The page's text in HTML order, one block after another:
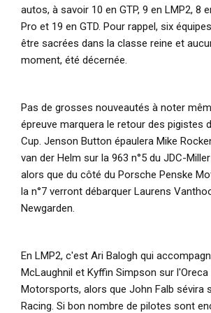
autos, à savoir 10 en GTP, 9 en LMP2, 8
Pro et 19 en GTD. Pour rappel, six
être sacrées dans la classe reine et
moment, été décernée.
Pas de grosses nouveautés à noter
épreuve marquera le retour des pigistes
Cup. Jenson Button épaulera Mike
van der Helm sur la 963 n°5 du JDC-
alors que du côté du Porsche Penske
la n°7 verront débarquer Laurens
Newgarden.
En LMP2, c'est Ari Balogh qui
McLaughnil et Kyffin Simpson sur l'Oreca
Motorsports, alors que John Falb sévira
Racing. Si bon nombre de pilotes sont